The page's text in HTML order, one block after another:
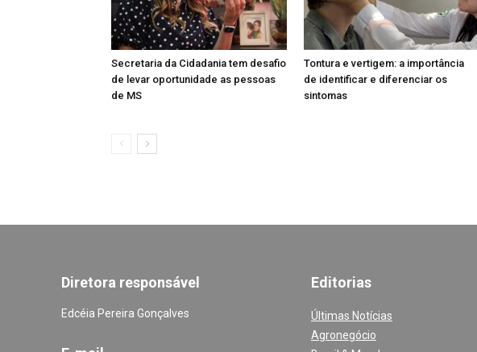
Secretaria da Cidadania tem desafio
de levar oportunidade as pessoas
de MS
Tontura e vertigem: a importância
de identificar e diferenciar os
sintomas
Diretora responsável
Edcéia Pereira Gonçalves
Editorias
Últimas Notícias
Agronegócio